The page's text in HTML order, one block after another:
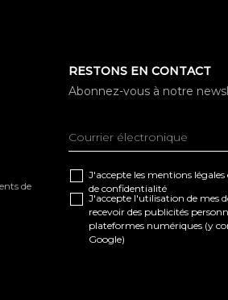
de
RESTONS EN CONTACT
Abonnez-vous à notre
J'accepte les mentions légales
de confidentialité
J'accepte l'utilisation de mes
recevoir des publicités
plateformes numériques (y
Google)